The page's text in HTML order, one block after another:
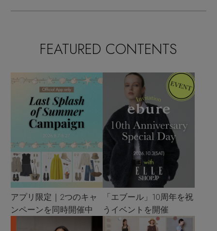
FEATURED CONTENTS
アプリ限定｜2つのキャ
ンペーンを同時開催中
「エブール」10周年を祝
うイベントを開催